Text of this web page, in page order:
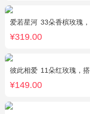
爱若星河 33朵香槟玫瑰，白色满天星点缀
¥319.00
彼此相爱 11朵红玫瑰，搭配适量满天星、叶上黄金。
¥149.00